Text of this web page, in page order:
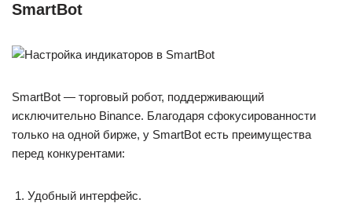
SmartBot
SmartBot — торговый робот, поддерживающий
исключительно Binance. Благодаря сфокусированности
только на одной бирже, у SmartBot есть преимущества
перед конкурентами:
Удобный интерфейс.